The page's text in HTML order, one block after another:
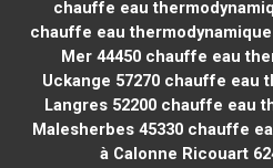
chauffe eau
chauffe eau thermodynamique
Mer 44450chauffe eau
Uckange 57270chauffe eau
Langres 52200 chauffe eau
Malesherbes 45330chauffe
à Calonne Ricouart